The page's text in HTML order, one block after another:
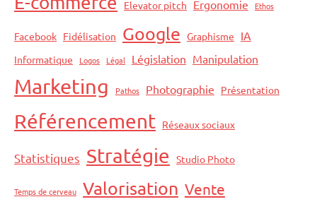
Elevator pitch Ergonomie Ethos
Facebook Fidélisation Google Graphisme IA
Informatique Logos Légal Législation Manipulation
Marketing Pathos Photographie Présentation
Référencement Réseaux sociaux
Statistiques Stratégie Studio Photo
Temps de cerveau Valorisation Vente